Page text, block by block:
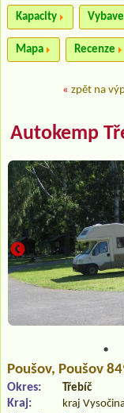
Kapacity
Mapa Recenze
« zpět na
Autokemp
Poušov, Poušov
Okres: Třebíč
Kraj: kraj